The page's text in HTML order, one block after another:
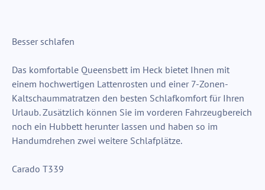
Besser schlafen
Das komfortable Queensbett im Heck bietet Ihnen mit
einem hochwertigen Lattenrosten und einer 7-Zonen-
Kaltschaummatratzen den besten Schlafkomfort für Ihren
Urlaub. Zusätzlich können Sie im vorderen Fahrzeugbereich
noch ein Hubbett herunter lassen und haben so im
Handumdrehen zwei weitere Schlafplätze.
Carado T339